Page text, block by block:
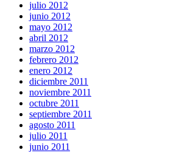
julio 2012
junio 2012
mayo 2012
abril 2012
marzo 2012
febrero 2012
enero 2012
diciembre 2011
noviembre 2011
octubre 2011
septiembre 2011
agosto 2011
julio 2011
junio 2011